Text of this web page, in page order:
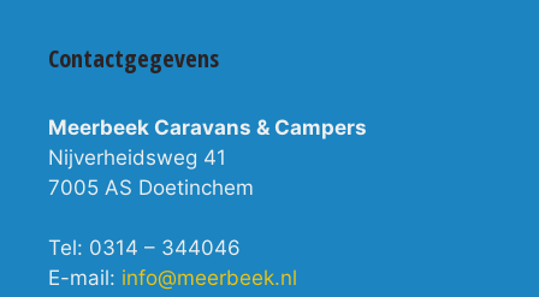
Contactgegevens
Meerbeek Caravans & Campers
Nijverheidsweg 41
7005 AS Doetinchem
Tel: 0314 – 344046
E-mail: info@meerbeek.nl